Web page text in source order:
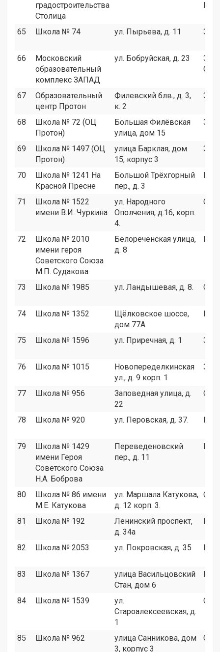
градостроительства
Столица
65 Школа № 74 ул. Пырьева, д. 11 ЗАО
66
Московский
образовательный
комплекс ЗАПАД
ул. Бобруйская, д. 23
ЗАО
67
Образовательный
центр Протон
Филевский блв., д. 3,
к. 2
ЗАО
68
Школа № 72 (ОЦ
Протон)
Большая Филёвская
улица, дом 15
ЗАО
69
Школа № 1497 (ОЦ
Протон)
улица Барклая, дом
15, корпус 3
ЗАО
70
Школа № 1241 На
Красной Пресне
Большой Трёхгорный
пер., д. 3
ЦАО
71
Школа № 1522
имени В.И. Чуркина
ул. Народного
Ополчения, д.16, корп.
4.
72
Школа № 2010
имени героя
Советского Союза
М.П. Судакова
Белореченская улица,
д. 8
73 Школа № 1985 ул. Ландышевая, д. 8.
74 Школа № 1352
Щёлковское шоссе,
дом 77А
ВАО
75 Школа № 1596 ул. Приречная, д. 1 ЗАО
76 Школа № 1015
Новопеределкинская
ул., д. 9 корп. 1
ЗАО
77 Школа № 956
Заповедная улица, д.
22
78 Школа № 920 ул. Перовская, д. 37. ВАО
79
Школа № 1429
имени Героя
Советского Союза
Н.А. Боброва
Переведеновский
пер., д. 11
ЦАО
80
Школа № 86 имени
М.Е. Катукова
ул. Маршала Катукова,
д. 12 корп. 3.
81 Школа № 192
Ленинский проспект,
д. 34а
82 Школа № 2053 ул. Покровская, д. 35
83 Школа № 1367
улица Васильцовский
Стан, дом 6
84 Школа № 1539
ул.
Староалексеевская, д.
1
85 Школа № 962
улица Санникова, дом
3, корпус 3